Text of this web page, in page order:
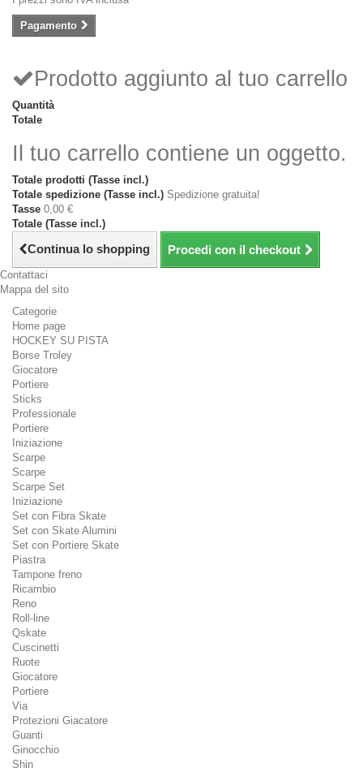
Pagamento
Prodotto aggiunto al tuo carrello
Quantità
Totale
Il tuo carrello contiene un oggetto.
Totale prodotti (Tasse incl.)
Totale spedizione (Tasse incl.) Spedizione gratuita!
Tasse 0,00 €
Totale (Tasse incl.)
Continua lo shopping Procedi con il checkout
Contattaci
Mappa del sito
Categorie
Home page
HOCKEY SU PISTA
Borse Troley
Giocatore
Portiere
Sticks
Professionale
Portiere
Iniziazione
Scarpe
Scarpe
Scarpe Set
Iniziazione
Set con Fibra Skate
Set con Skate Alumini
Set con Portiere Skate
Piastra
Tampone freno
Ricambio
Reno
Roll-line
Qskate
Cuscinetti
Ruote
Giocatore
Portiere
Via
Protezioni Giacatore
Guanti
Ginocchio
Shin